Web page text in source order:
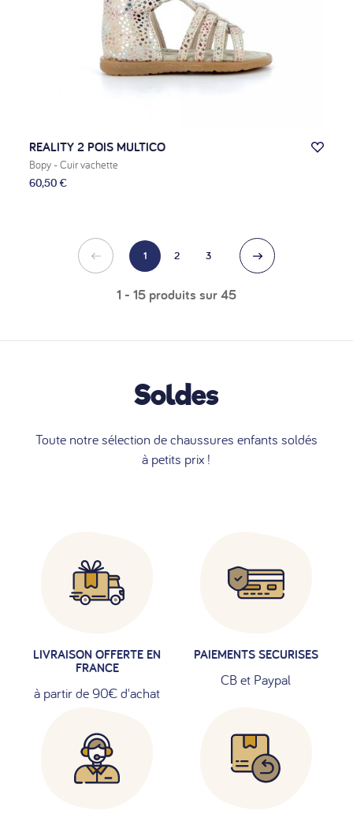
REALITY 2 POIS MULTICO
Bopy - Cuir vachette
60,50 €
1 2 3
1 - 15 produits sur 45
Soldes
Toute notre sélection de chaussures enfants soldés
à petits prix !
LIVRAISON OFFERTE EN
FRANCE
à partir de 90€ d'achat
PAIEMENTS SECURISES
CB et Paypal